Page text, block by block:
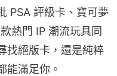
PSA 評級卡、寶可夢
熱門 IP 潮流玩具同
找絕版卡，還是純粹
能滿足你。